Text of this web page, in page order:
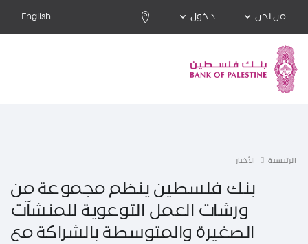
من نحن دخول English
الرئيسية الأخبار
بنك فلسطين ينظم مجموعة من
ورشات العمل التوعوية للمنشآت
الصغيرة والمتوسطة بالشراكة مع